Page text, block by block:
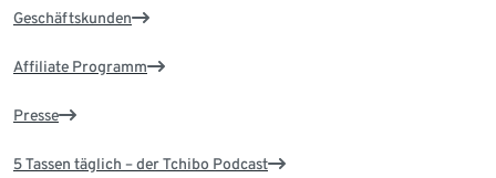
Geschäftskunden
Affiliate Programm
Presse
5 Tassen täglich – der Tchibo Podcast